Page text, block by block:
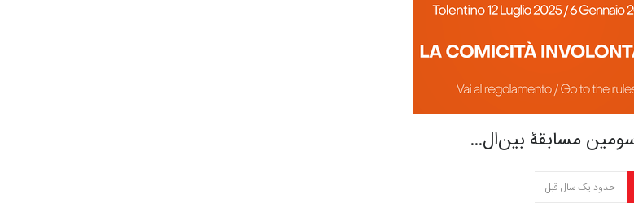
مسابقۀ بین‌ال…
حدود یک سال قبل